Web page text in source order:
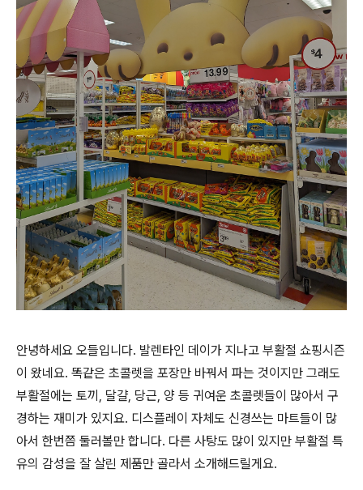
안녕하세요 오들입니다. 발렌타인 데이가 지나고 부활절 쇼핑시즌
이 왔네요. 똑같은 초콜렛을 포장만 바꿔서 파는 것이지만 그래도
부활절에는 토끼, 달걀, 당근, 양 등 귀여운 초콜렛들이 많아서 구
경하는 재미가 있지요. 디스플레이 자체도 신경쓰는 마트들이 많
아서 한번쯤 둘러볼만 합니다. 다른 사탕도 많이 있지만 부활절 특
유의 감성을 잘 살린 제품만 골라서 소개해드릴게요.